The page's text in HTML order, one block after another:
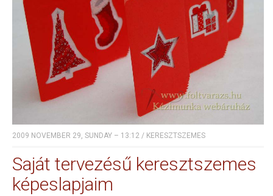
2009 NOVEMBER 29, SUNDAY – 13:12 / KERESZTSZEMES
Saját tervezésű keresztszemes
képeslapjaim